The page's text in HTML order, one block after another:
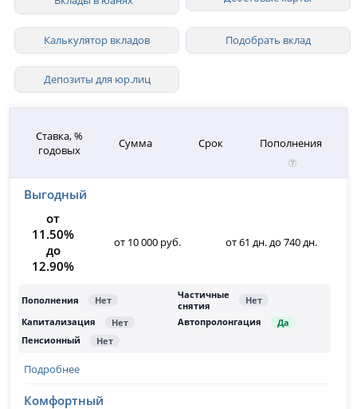
Калькулятор вкладов Подобрать вклад
Депозиты для юр.лиц
Ставка, %
годовых
Сумма Срок Пополнения
Выгодный
от
11.50%
до
12.90%
от 10 000 руб. от 61 дн. до 740 дн.
Подробнее
Комфортный